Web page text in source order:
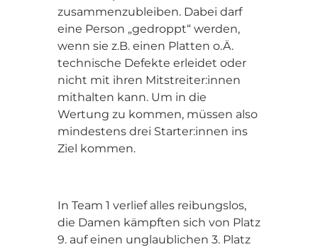
zusammenzubleiben. Dabei darf
eine Person „gedroppt“ werden,
wenn sie z.B. einen Platten o.Ä.
technische Defekte erleidet oder
nicht mit ihren Mitstreiter:innen
mithalten kann. Um in die
Wertung zu kommen, müssen also
mindestens drei Starter:innen ins
Ziel kommen.
In Team 1 verlief alles reibungslos,
die Damen kämpften sich von Platz
9. auf einen unglaublichen 3. Platz